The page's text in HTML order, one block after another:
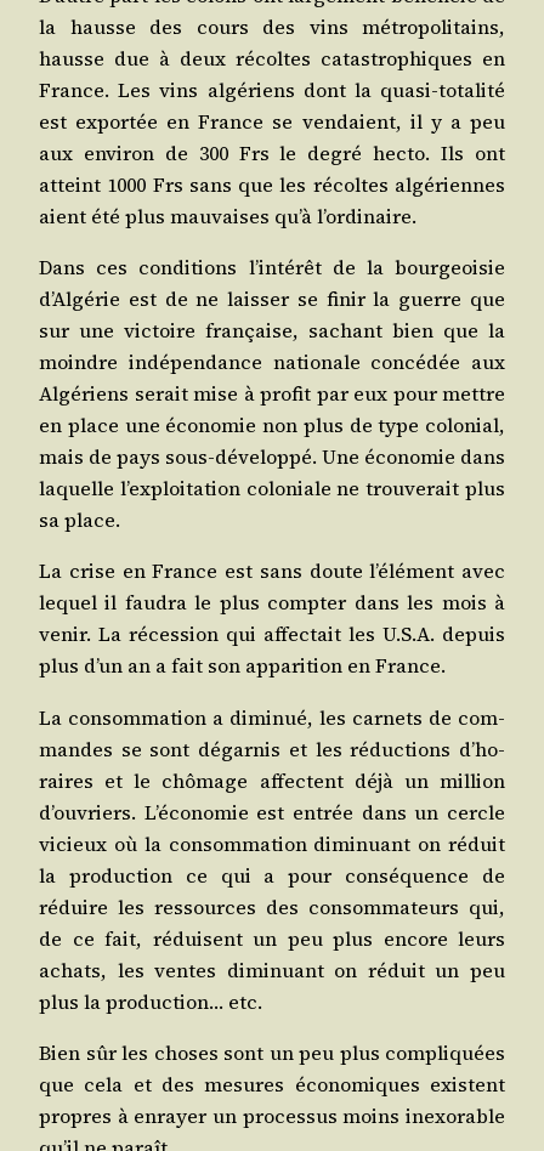
la hausse des cours des vins métro­po­li­tains,
hausse due à deux récoltes catas­tro­phiques en
France. Les vins algé­riens dont la qua­si-tota­li­té
est expor­tée en France se ven­daient, il y a peu
aux envi­ron de 300 Frs le degré hec­to. Ils ont
atteint 1000 Frs sans que les récoltes algé­riennes
aient été plus mau­vaises qu’à l’ordinaire.
Dans ces condi­tions l’in­té­rêt de la bour­geoi­sie
d’Al­gé­rie est de ne lais­ser se finir la guerre que
sur une vic­toire fran­çaise, sachant bien que la
moindre indé­pen­dance natio­nale concé­dée aux
Algé­riens serait mise à pro­fit par eux pour mettre
en place une éco­no­mie non plus de type colo­nial,
mais de pays sous-déve­lop­pé. Une éco­no­mie dans
laquelle l’ex­ploi­ta­tion colo­niale ne trou­ve­rait plus
sa place.
La crise en France est sans doute l’élé­ment avec
lequel il fau­dra le plus comp­ter dans les mois à
venir. La réces­sion qui affec­tait les U.S.A. depuis
plus d’un an a fait son appa­ri­tion en France.
La consom­ma­tion a dimi­nué, les car­nets de com­
mandes se sont dégar­nis et les réduc­tions d’ho­
raires et le chô­mage affectent déjà un mil­lion
d’ou­vriers. L’é­co­no­mie est entrée dans un cercle
vicieux où la consom­ma­tion dimi­nuant on réduit
la pro­duc­tion ce qui a pour consé­quence de
réduire les res­sources des consom­ma­teurs qui,
de ce fait, réduisent un peu plus encore leurs
achats, les ventes dimi­nuant on réduit un peu
plus la pro­duc­tion… etc.
Bien sûr les choses sont un peu plus com­pli­quées
que cela et des mesures éco­no­miques existent
propres à enrayer un pro­ces­sus moins inexo­rable